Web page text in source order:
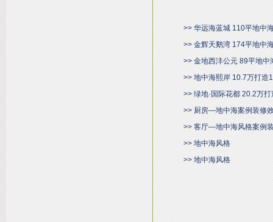
>> 华远海蓝城 110平地中
>> 金辉天鹅湾 174平地中
>> 金地西沣公元 89平地中
>> 地中海熙岸 10.7万打造
>> 绿地·国际花都 20.2万
>> 厨房—地中海案例装修
>> 客厅—地中海风格案例
>> 地中海风格
>> 地中海风格